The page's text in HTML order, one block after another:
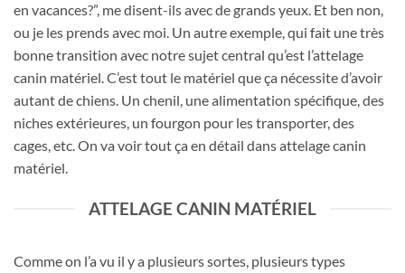
en vacances?”, me disent-ils avec de grands yeux. Et ben non,
ou je les prends avec moi. Un autre exemple, qui fait une très
bonne transition avec notre sujet central qu’est l’attelage
canin matériel. C’est tout le matériel que ça nécessite d’avoir
autant de chiens. Un chenil, une alimentation spécifique, des
niches extérieures, un fourgon pour les transporter, des
cages, etc. On va voir tout ça en détail dans attelage canin
matériel.
ATTELAGE CANIN MATÉRIEL
Comme on l’a vu il y a plusieurs sortes, plusieurs types